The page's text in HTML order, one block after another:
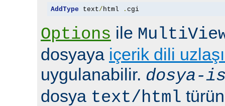
AddType text/ html . cgi
Options ile
dosyaya içerik dili
uygulanabilir. dosya-
dosya text/html